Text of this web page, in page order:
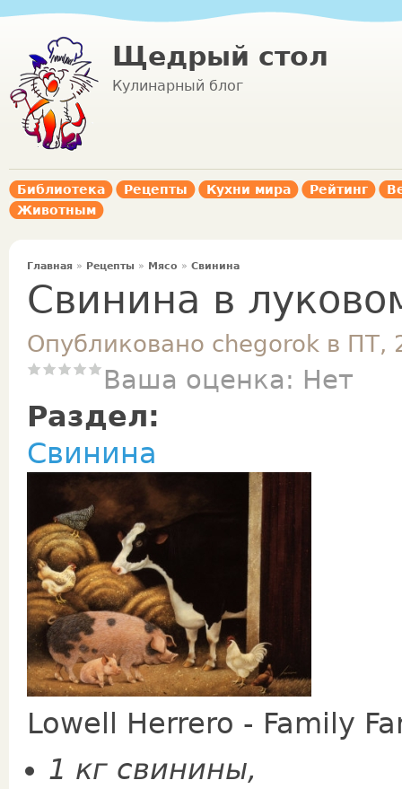
Щедрый стол
Кулинарный блог
Библиотека Рецепты Кухни мира Рейтинг
Животным
Главная » Рецепты » Мясо » Свинина
Свинина в
Опубликовано chegorok в ПТ,
Ваша оценка: Нет
Раздел:
Свинина
Lowell Herrero - Family
1 кг свинины,